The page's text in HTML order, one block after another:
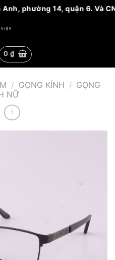
phường 14, quận 6. Và
0 ₫
/ GỌNG KÍNH / GỌNG
NỮ